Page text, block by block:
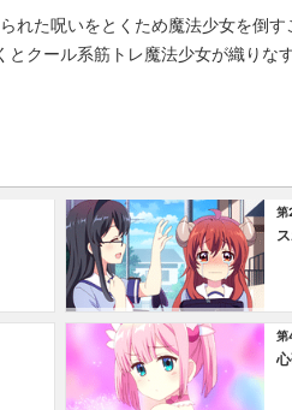
れた呪いをとくため魔法少女を倒
クール系筋トレ魔法少女が織りな
第
第